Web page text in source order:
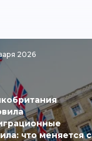
2026
что меняется с